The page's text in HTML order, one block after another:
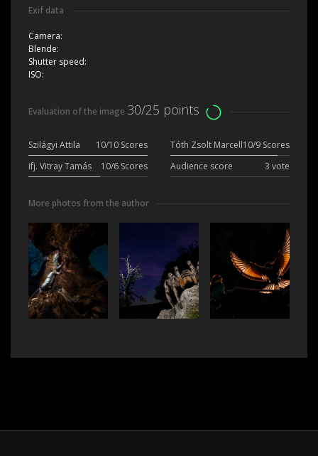
Exif data
Camera:
Blende:
Shutter speed:
ISO:
Evaluation of the image 30/25 points
Szilágyi Attila 10/10 Scores Tóth Zsolt Marcell10/9 Scores
ifj. Vitray Tamás
10/6 Scores Audience score 3 vote
More photos from the author